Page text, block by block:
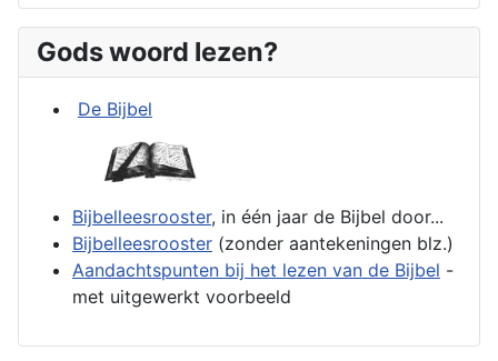
Gods woord lezen?
De Bijbel
Bijbelleesrooster, in één jaar de Bijbel door...
Bijbelleesrooster (zonder aantekeningen blz.)
Aandachtspunten bij het lezen van de Bijbel -
met uitgewerkt voorbeeld